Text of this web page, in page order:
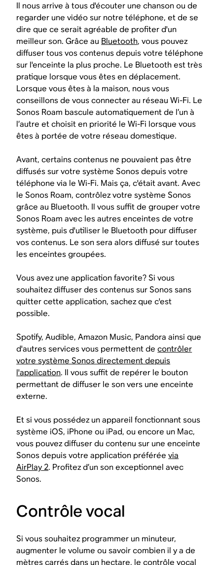
Il nous arrive à tous d'écouter une chanson ou de
regarder une vidéo sur notre téléphone, et de se
dire que ce serait agréable de profiter d'un
meilleur son. Grâce au Bluetooth, vous pouvez
diffuser tous vos contenus depuis votre téléphone
sur l'enceinte la plus proche. Le Bluetooth est très
pratique lorsque vous êtes en déplacement.
Lorsque vous êtes à la maison, nous vous
conseillons de vous connecter au réseau Wi-Fi. Le
Sonos Roam bascule automatiquement de l’un à
l’autre et choisit en priorité le Wi-Fi lorsque vous
êtes à portée de votre réseau domestique.
Avant, certains contenus ne pouvaient pas être
diffusés sur votre système Sonos depuis votre
téléphone via le Wi-Fi. Mais ça, c'était avant. Avec
le Sonos Roam, contrôlez votre système Sonos
grâce au Bluetooth. Il vous suffit de grouper votre
Sonos Roam avec les autres enceintes de votre
système, puis d'utiliser le Bluetooth pour diffuser
vos contenus. Le son sera alors diffusé sur toutes
les enceintes groupées.
Vous avez une application favorite? Si vous
souhaitez diffuser des contenus sur Sonos sans
quitter cette application, sachez que c'est
possible.
Spotify, Audible, Amazon Music, Pandora ainsi que
d'autres services vous permettent decontrôler
votre système Sonos directement depuis
l'application. Il vous suffit de repérer le bouton
permettant de diffuser le son vers une enceinte
externe.
Et si vous possédez un appareil fonctionnant sous
système iOS, iPhone ou iPad, ou encore un Mac,
vous pouvez diffuser du contenu sur une enceinte
Sonos depuis votre application préféréevia
AirPlay 2. Profitez d’un son exceptionnel avec
Sonos.
Contrôle vocal
Si vous souhaitez programmer un minuteur,
augmenter le volume ou savoir combien il y a de
mètres carrés dans un hectare, le contrôle vocal